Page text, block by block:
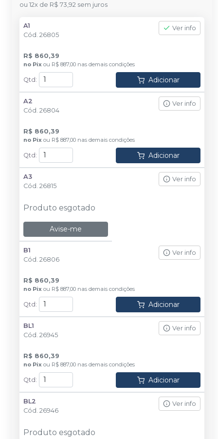
ou 12x de R$ 73,92 sem juros
A1
Cód. 26805
Ver info
R$ 860,39
no Pix ou R$ 887,00 nas demais condições
Qtd : Adicionar
A2
Cód. 26804
Ver info
R$ 860,39
no Pix ou R$ 887,00 nas demais condições
Qtd : Adicionar
A3
Cód. 26815
Ver info
Produto esgotado
Avise-me
B1
Cód. 26806
Ver info
R$ 860,39
no Pix ou R$ 887,00 nas demais condições
Qtd : Adicionar
BL1
Cód. 26945
Ver info
R$ 860,39
no Pix ou R$ 887,00 nas demais condições
Qtd : Adicionar
BL2
Cód. 26946
Ver info
Produto esgotado